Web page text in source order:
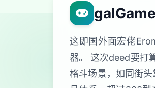
这即国外面宏佬
器。 这次deed要打
格斗场景，如同街